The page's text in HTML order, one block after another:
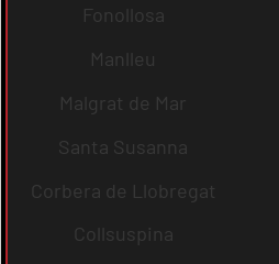
Fonollosa
Manlleu
Malgrat de Mar
Santa Susanna
Corbera de Llobregat
Collsuspina